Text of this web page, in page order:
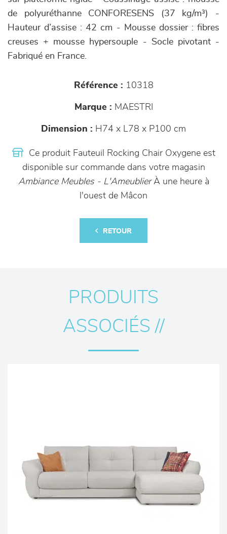
de polyuréthanne CONFORESENS (37 kg/m³) -
Hauteur d’assise : 42 cm - Mousse dossier : fibres
creuses + mousse hypersouple - Socle pivotant -
Fabriqué en France.
Référence : 10318
Marque : MAESTRI
Dimension : H74 x L78 x P100 cm
Ce produit Fauteuil Rocking Chair Oxygene est
disponible sur commande dans votre magasin
Ambiance Meubles - L'AmeublierÀ une heure à
l'ouest de Mâcon
RETOUR
PRODUITS
ASSOCIÉS //